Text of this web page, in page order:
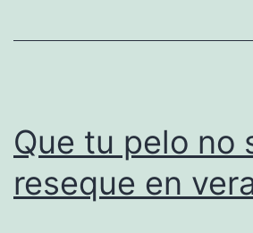
Que tu pelo no
reseque en